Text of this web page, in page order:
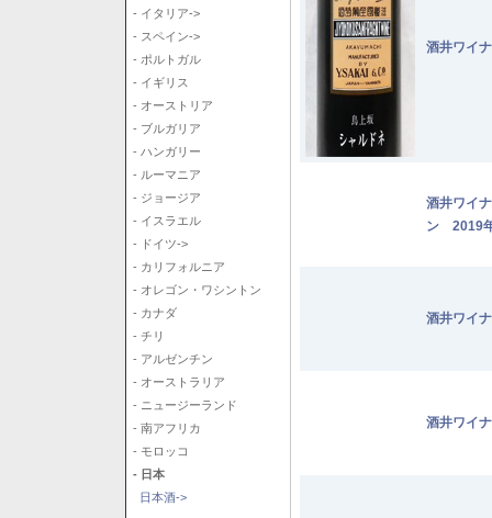
- イタリア->
- スペイン->
- ポルトガル
- イギリス
- オーストリア
- ブルガリア
- ハンガリー
- ルーマニア
- ジョージア
- イスラエル
- ドイツ->
- カリフォルニア
- オレゴン・ワシントン
- カナダ
- チリ
- アルゼンチン
- オーストラリア
- ニュージーランド
- 南アフリカ
- モロッコ
- 日本
日本酒->
酒井ワイ
酒井ワイ
ン 2019
酒井ワイ
酒井ワイ